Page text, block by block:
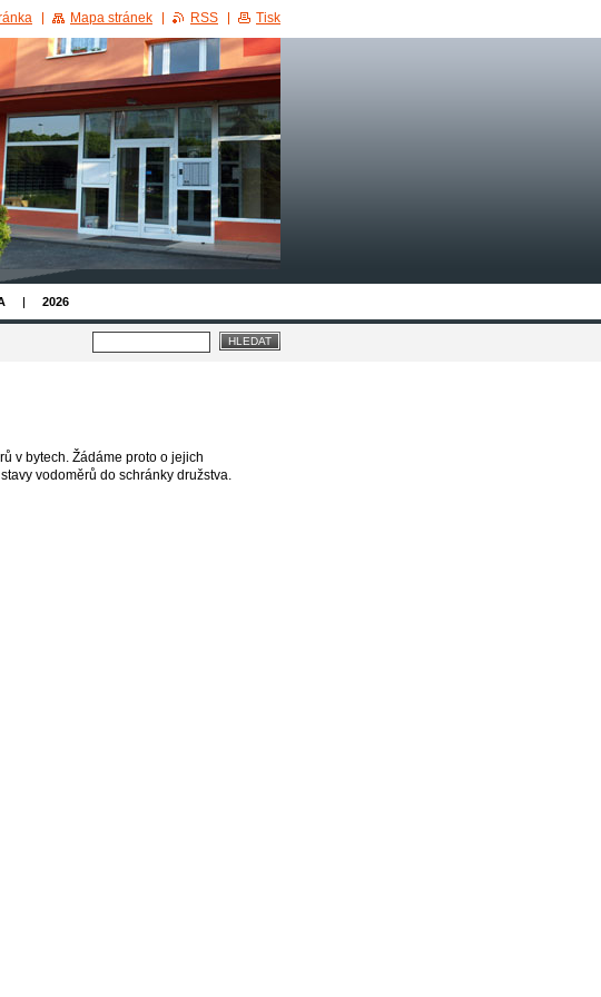
2026
v bytech. Žádáme proto o jejich
vodoměrů do schránky družstva.
Mapa stránek RSS Tisk